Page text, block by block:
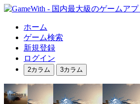
ホーム
ゲーム検索
新規登録
ログイン
2カラム 3カラム